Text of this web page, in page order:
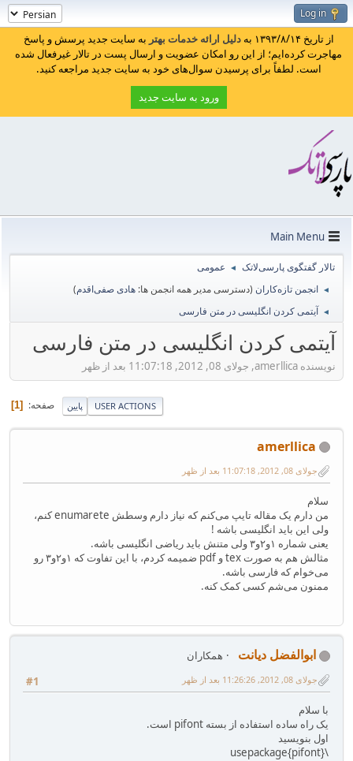
Log in
از تاریخ ۱۳۹۳/۸/۱۴ به دلیل ارائه خدمات بهتر به سایت جدید پرسش و پاسخ
مهاجرت کرده‌ایم؛ از این رو امکان عضویت و ارسال پست در تالار غیرفعال شده
است. لطفاً برای پرسیدن سوال‌های خود به سایت جدید مراجعه کنید.
ورود به سایت جدید
Main Menu
تالار گفتگوی پارسی‌لاتک ◄ عمومی
◄ انجمن تازه‌کاران (دسترسی مدیر همه انجمن ها: هادی صفی‌اقدم)
◄ آیتمی کردن انگلیسی در متن فارسی
آیتمی کردن انگلیسی در متن فارسی
نویسنده amerllica, جولای 08, 2012, 11:07:18 بعد از ظهر
پایین صفحه 1 USER ACTIONS
amerllica
جولای 08, 2012, 11:07:18 بعد از ظهر
سلام
من دارم یک مقاله تایپ می‌کنم که نیاز دارم وسطش enumarete کنم،
ولی این باید انگلیسی باشه !
یعنی شماره ۱و۲و۳ ولی متنش باید ریاضی انگلیسی باشه.
مثالش هم به صورت tex و pdf ضمیمه کردم، با این تفاوت که ۱و۲و۳ رو
می‌خوام که فارسی باشه.
ممنون می‌شم کسی کمک کنه.
ابوالفضل دیانت
همکاران
#1
جولای 08, 2012, 11:26:26 بعد از ظهر
با سلام
یک راه ساده استفاده از بسته pifont است.
اول بنویسید
\usepackage{pifont}